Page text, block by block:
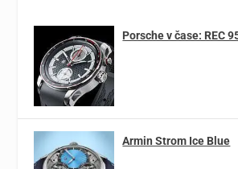
Porsche v čase: REC
Armin Strom Ice Blue